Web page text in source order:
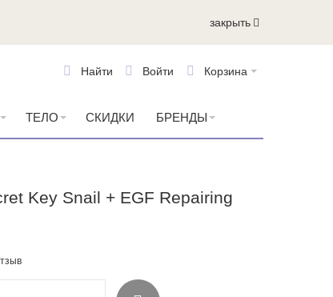
закрыть
Корзина
Войти
Найти
ТЕЛО СКИДКИ БРЕНДЫ
Key Snail + EGF Repairing